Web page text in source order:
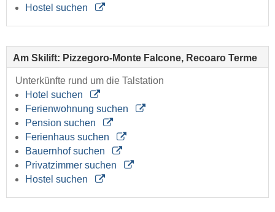
Hostel suchen
Am Skilift: Pizzegoro-Monte Falcone, Recoaro Terme
Unterkünfte rund um die Talstation
Hotel suchen
Ferienwohnung suchen
Pension suchen
Ferienhaus suchen
Bauernhof suchen
Privatzimmer suchen
Hostel suchen